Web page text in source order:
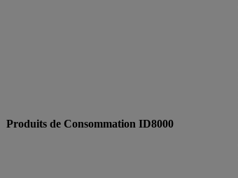
Produits de Consommation ID8000